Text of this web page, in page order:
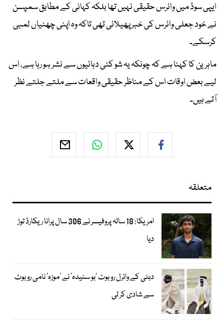
ایپی سوڈ میں وائرس حقیقی نہیں تھا بلکہ کہانی کے مطابق سمپسن
نے خود جعلی وائرس کی خبر پھیلائی تھی تاکہ وہ اپنی چھٹیاں لمبی
کرسکے۔
ماہرین کا کہنا ہے کہ چونکہ یہ شو کئی دہائیوں سے نشر ہو رہا ہے، اس
لیے بعض اوقات اس کے مناظر حقیقی واقعات سے ملتے جلتے نظر
آتے ہیں۔
متعلقہ
امریکا: 18 سالہ پروفیسر نے 306 سال پرانا ریکارڈ توڑ
دیا
دبئی کے وائرل روبوٹ ’بو سنیدہ‘ نے ’موزہ‘ نامی روبوٹ
سے شادی کر لی